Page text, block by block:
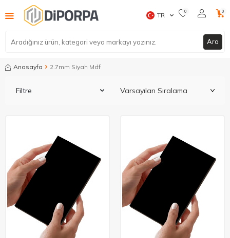
Ara
TR 0 0
Anasayfa 2.7mm Siyah Mdf
Filtre